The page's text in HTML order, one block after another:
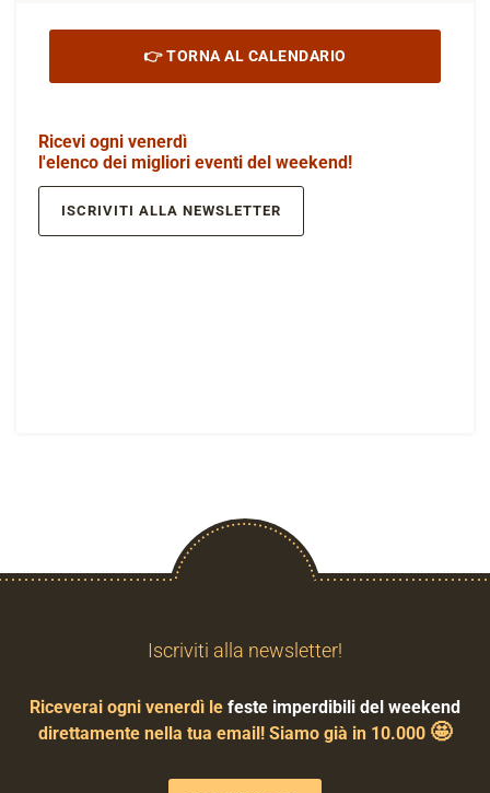
👉 TORNA AL CALENDARIO
Ricevi ogni venerdì
l'elenco dei migliori eventi del weekend!
ISCRIVITI ALLA NEWSLETTER
Iscriviti alla newsletter!
Riceverai ogni venerdì le feste imperdibili del weekend
direttamente nella tua email! Siamo già in 10.000 🤩